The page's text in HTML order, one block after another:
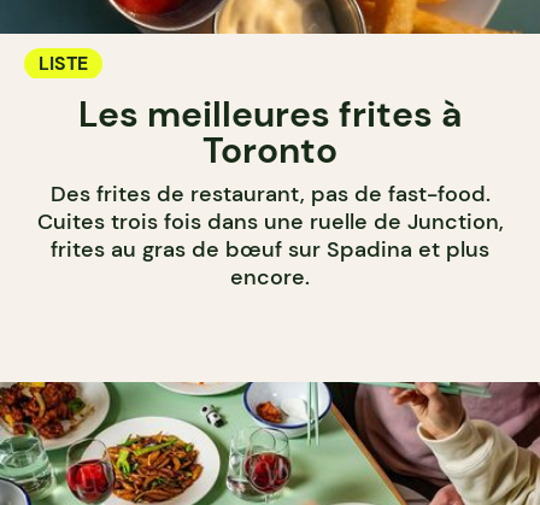
LISTE
Les meilleures frites à
Toronto
Des frites de restaurant, pas de fast-food.
Cuites trois fois dans une ruelle de Junction,
frites au gras de bœuf sur Spadina et plus
encore.